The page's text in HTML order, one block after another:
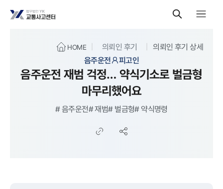
HOME 의뢰인 후기
의뢰인 후기 상세
음주운전
피고인
음주운전 재범 걱정… 약식기소로 벌금형
마무리했어요
#음주운전#재범#벌금형#약식명령